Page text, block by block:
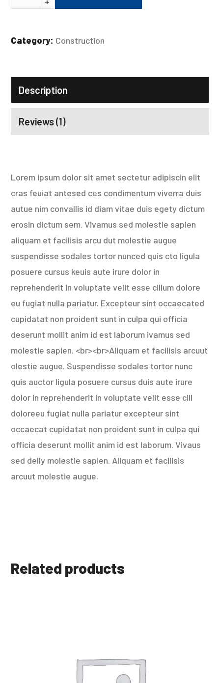
Category: Construction
Description
Reviews (1)
Lorem ipsum dolor sit amet sectetur adipiscin elit
cras feuiat antesed ces condimentum viverra duis
autue nim convallis id diam vitae duis egety dictum
erosin dictum sem. Vivamus sed molestie sapien
aliquam et facilisis arcu dut molestie augue
suspendisse sodales tortor nunced quis cto ligula
posuere cursus keuis aute irure dolor in
reprehenderit in voluptate velit esse cillum dolore
eu fugiat nulla pariatur. Excepteur sint occaecated
cupidatat non proident sunt in culpa qui officia
deserunt mollit anim id est laborum ivamus sed
molestie sapien. <br><br>Aliquam et facilisis arcuut
olestie augue. Suspendisse sodales tortor nunc
quis auctor ligula posuere cursus duis aute irure
dolor in reprehenderit in voluptate velit esse cill
doloreeu fugiat nulla pariatur excepteur sint
occaecat cupidatat non proident sunt in culpa qui
officia deserunt mollit anim id est laborum. Vivaus
sed delly molestie sapien. Aliquam et facilisis
arcuut molestie augue.
Related products